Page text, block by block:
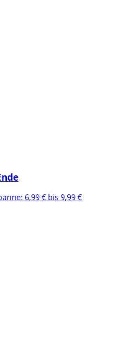
6,99 € bis 9,99 €